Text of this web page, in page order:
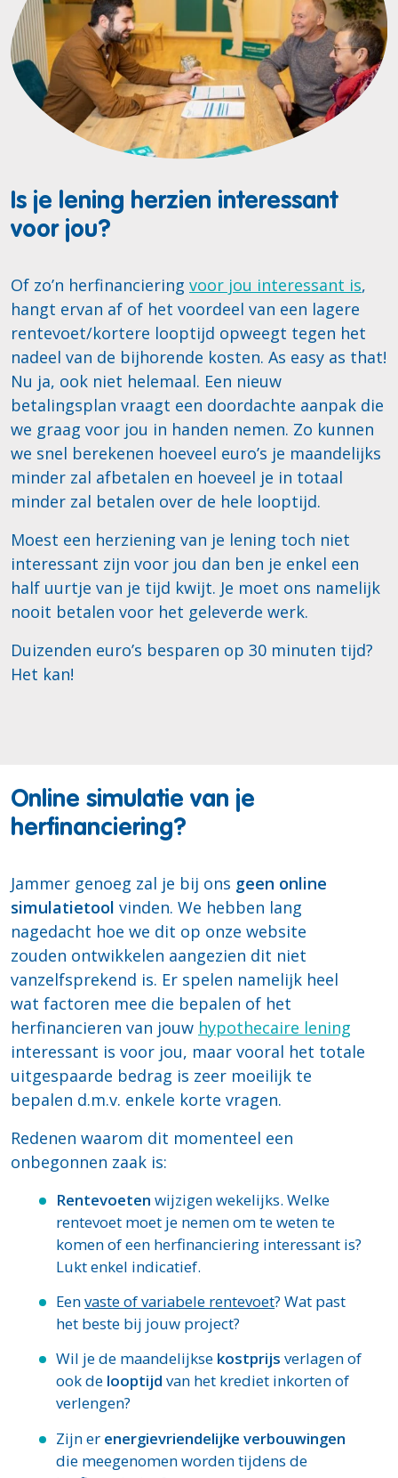
Is je lening herzien interessant
voor jou?
Of zo’n herfinanciering voor jou interessant is,
hangt ervan af of het voordeel van een lagere
rentevoet/kortere looptijd opweegt tegen het
nadeel van de bijhorende kosten. As easy as that!
Nu ja, ook niet helemaal. Een nieuw
betalingsplan vraagt een doordachte aanpak die
we graag voor jou in handen nemen. Zo kunnen
we snel berekenen hoeveel euro’s je maandelijks
minder zal afbetalen en hoeveel je in totaal
minder zal betalen over de hele looptijd.
Moest een herziening van je lening toch niet
interessant zijn voor jou dan ben je enkel een
half uurtje van je tijd kwijt. Je moet ons namelijk
nooit betalen voor het geleverde werk.
Duizenden euro’s besparen op 30 minuten tijd?
Het kan!
Online simulatie van je
herfinanciering?
Jammer genoeg zal je bij ons geen online
simulatietool vinden. We hebben lang
nagedacht hoe we dit op onze website
zouden ontwikkelen aangezien dit niet
vanzelfsprekend is. Er spelen namelijk heel
wat factoren mee die bepalen of het
herfinancieren van jouw hypothecaire lening
interessant is voor jou, maar vooral het totale
uitgespaarde bedrag is zeer moeilijk te
bepalen d.m.v. enkele korte vragen.
Redenen waarom dit momenteel een
onbegonnen zaak is:
Rentevoeten wijzigen wekelijks. Welke
rentevoet moet je nemen om te weten te
komen of een herfinanciering interessant is?
Lukt enkel indicatief.
Eenvaste of variabele rentevoet? Wat past
het beste bij jouw project?
Wil je de maandelijkse kostprijs verlagen of
ook de looptijd van het krediet inkorten of
verlengen?
Zijn er energievriendelijke verbouwingen
die meegenomen worden tijdens de